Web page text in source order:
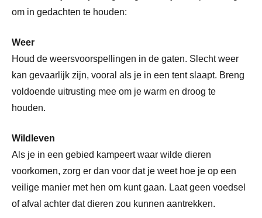
om in gedachten te houden:
Weer
Houd de weersvoorspellingen in de gaten. Slecht weer
kan gevaarlijk zijn, vooral als je in een tent slaapt. Breng
voldoende uitrusting mee om je warm en droog te
houden.
Wildleven
Als je in een gebied kampeert waar wilde dieren
voorkomen, zorg er dan voor dat je weet hoe je op een
veilige manier met hen om kunt gaan. Laat geen voedsel
of afval achter dat dieren zou kunnen aantrekken.